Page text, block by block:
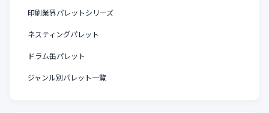
印刷業界パレットシリーズ
ネスティングパレット
ドラム缶パレット
ジャンル別パレット一覧